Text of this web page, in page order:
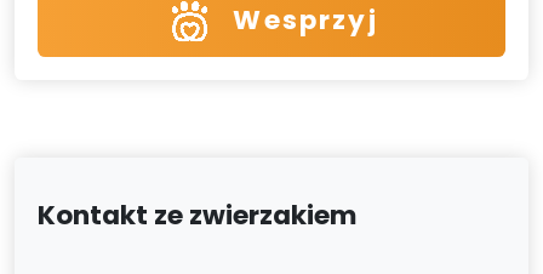
Wesprzyj
Kontakt ze zwierzakiem